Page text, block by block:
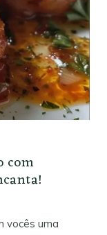
com
vocês uma